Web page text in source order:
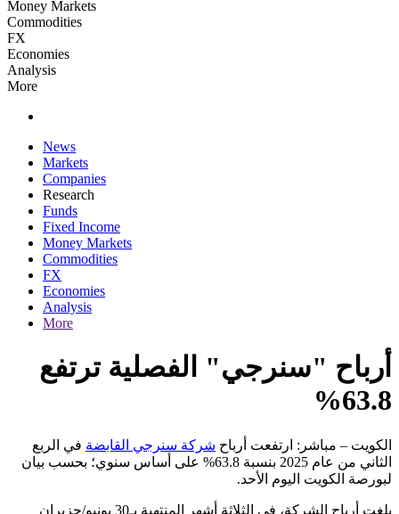
Money Markets
Commodities
FX
Economies
Analysis
More
News
Markets
Companies
Research
Funds
Fixed Income
Money Markets
Commodities
FX
Economies
Analysis
More
أرباح "سنرجي" الفصلية ترتفع
63.8%
الكويت – مباشر: ارتفعت أرباح شركة سنرجي القابضة في الربع
الثاني من عام 2025 بنسبة 63.8% على أساس سنوي؛ بحسب بيان
لبورصة الكويت اليوم الأحد.
بلغت أرباح الشركة، في الثلاثة أشهر المنتهية بـ30 يونيو/حزيران